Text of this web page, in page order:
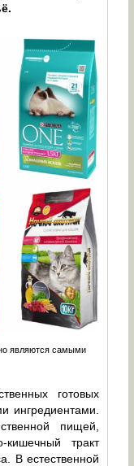
являются самыми
готовых
ингредиентами.
пищей,
кишечный тракт
В естественной